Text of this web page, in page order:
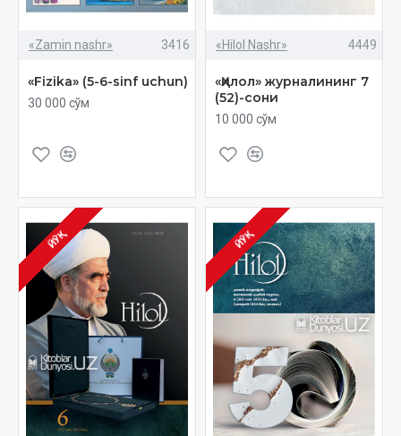
«Zamin nashr» 3416
«Fizika» (5-6-sinf uchun)
30 000 сўм
«Hilol Nashr» 4449
«Ҳилол» журналининг 7
(52)-сони
10 000 сўм
ЙЎҚ ЙЎҚ